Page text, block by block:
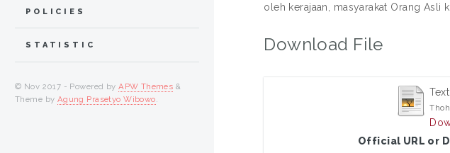
oleh kerajaan, masyarakat Orang Asli
Download File
Text
Official URL or
POLICIES
STATISTIC
© Nov 2017 - Powered byAPW Themes &
Theme by Agung Prasetyo Wibowo.